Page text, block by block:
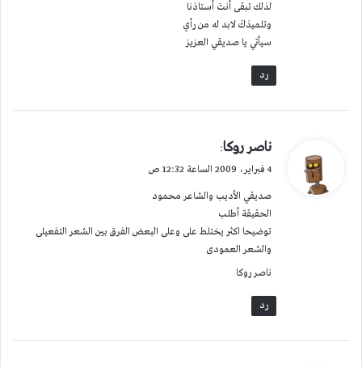
لذلك تبقى أنتَ أستاذنا
وتلميذكَ لابد له من رأي
سيأتي يا صديقي العزيز
رد
ي
ل
ناصر روكا:
4 فبراير، 2009 الساعة 12:32 ص
صديقي الأديب والشاعر محمود
الحقيقة أطلب
توضيحا اكثر يختلط على وعلى البعض الفرق بين الشعر التفعيلى
والشعر العمودى
ناصر روكا
رد